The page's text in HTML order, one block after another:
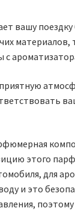
вашу
этого
для
и это